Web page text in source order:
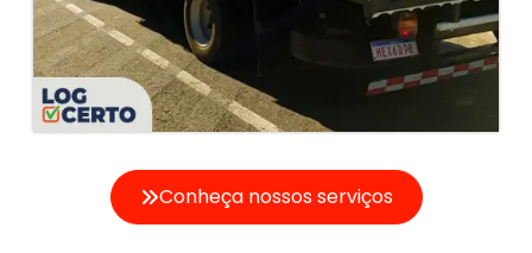
Conheça nossos serviços